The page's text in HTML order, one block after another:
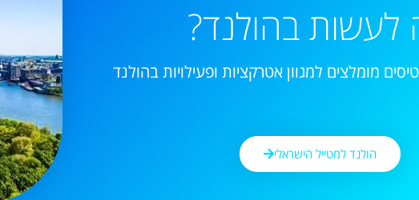
לעשות בהולנד?
מומלצים למגוון אטרקציות ופעילויות בהולנד
הולנד למטייל הישראלי